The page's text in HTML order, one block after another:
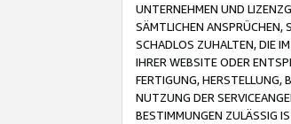
UNTERNEHMEN UND
SÄMTLICHEN ANSPRÜCHEN,
SCHADLOS ZUHALTEN, DIE
IHRER WEBSITE ODER
FERTIGUNG, HERSTELLUNG,
NUTZUNG DER
BESTIMMUNGEN ZULÄSSIG